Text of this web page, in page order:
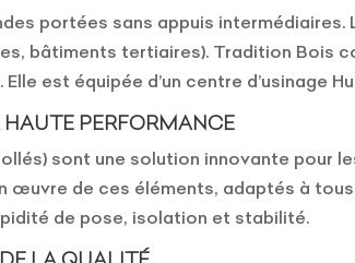
portées sans appuis
bâtiments tertiaires). Tradition Bois
est équipée d’un centre d’usinage
PERFORMANCE
sont une solution innovante pour
œuvre de ces éléments, adaptés à
de pose, isolation et stabilité.